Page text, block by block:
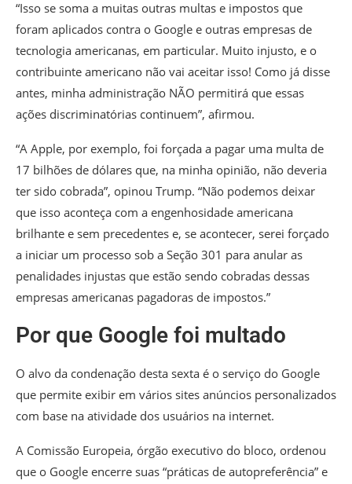
“Isso se soma a muitas outras multas e impostos que
foram aplicados contra o Google e outras empresas de
tecnologia americanas, em particular. Muito injusto, e o
contribuinte americano não vai aceitar isso! Como já disse
antes, minha administração NÃO permitirá que essas
ações discriminatórias continuem”, afirmou.
“A Apple, por exemplo, foi forçada a pagar uma multa de
17 bilhões de dólares que, na minha opinião, não deveria
ter sido cobrada”, opinou Trump. “Não podemos deixar
que isso aconteça com a engenhosidade americana
brilhante e sem precedentes e, se acontecer, serei forçado
a iniciar um processo sob a Seção 301 para anular as
penalidades injustas que estão sendo cobradas dessas
empresas americanas pagadoras de impostos.”
Por que Google foi multado
O alvo da condenação desta sexta é o serviço do Google
que permite exibir em vários sites anúncios personalizados
com base na atividade dos usuários na internet.
A Comissão Europeia, órgão executivo do bloco, ordenou
que o Google encerre suas “práticas de autopreferência” e